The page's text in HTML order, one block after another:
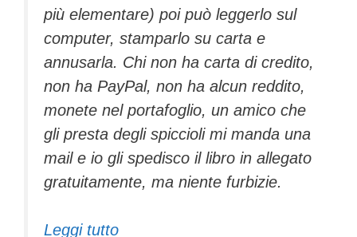
più elementare) poi può leggerlo sul
computer, stamparlo su carta e
annusarla. Chi non ha carta di credito,
non ha PayPal, non ha alcun reddito,
monete nel portafoglio, un amico che
gli presta degli spiccioli mi manda una
mail e io gli spedisco il libro in allegato
gratuitamente, ma niente furbizie.
Leggi tutto